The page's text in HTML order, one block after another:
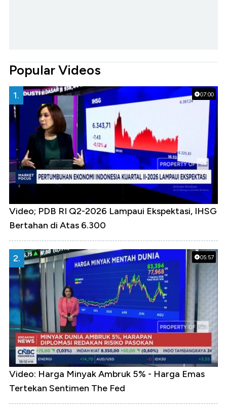
Popular Videos
07:00
1.
Video; PDB RI Q2-2026 Lampaui Ekspektasi, IHSG
Bertahan di Atas 6.300
05:57
2.
Video: Harga Minyak Ambruk 5% - Harga Emas
Tertekan Sentimen The Fed